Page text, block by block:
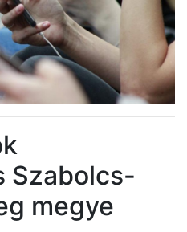
Szabolcs-
megye